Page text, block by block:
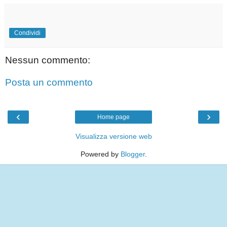
Condividi
Nessun commento:
Posta un commento
‹ ›
Home page
Visualizza versione web
Powered by Blogger.